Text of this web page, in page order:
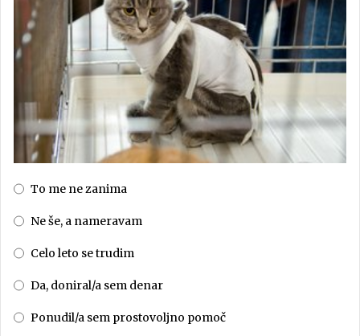
To me ne zanima
Ne še, a nameravam
Celo leto se trudim
Da, doniral/a sem denar
Ponudil/a sem prostovoljno pomoč